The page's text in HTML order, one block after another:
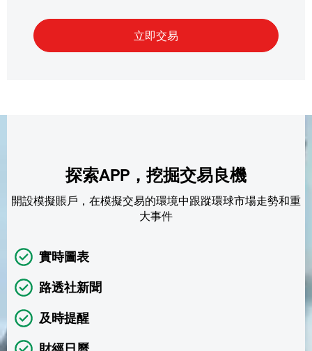
探索APP，挖掘交易良機
開設模擬賬戶，在模擬交易的環境中跟蹤環球市場走勢和重
大事件
實時圖表
路透社新聞
及時提醒
財經日曆